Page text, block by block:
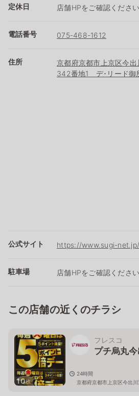
定休日 店舗HPをご確認ください
電話番号 075-468-1612
住所
京都府京都市上京区今
342番地1 デ･リード御
公式サイト https://www.sugi-
駐車場 店舗HPをご確認ください
この店舗の近くのチラシ
10枚
フレスコ
プチ烏丸
24時間
京都府京都市上京区今出